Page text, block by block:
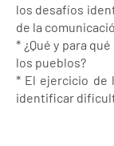
los desafíos
de la
* ¿Qué y para
los pueblos?
* El ejercicio de
identificar